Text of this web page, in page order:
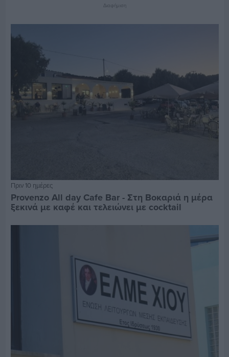
Διαφήμιση
Πριν 10 ημέρες
Provenzo All day Cafe Bar - Στη Βοκαριά η μέρα
ξεκινά με καφέ και τελειώνει με cocktail